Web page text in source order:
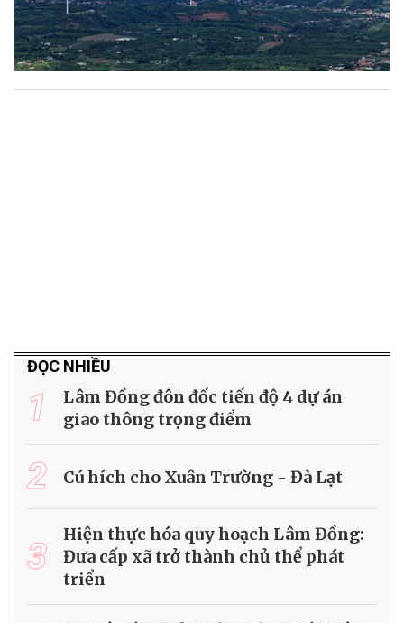
ĐỌC NHIỀU
1
Lâm Đồng đôn đốc tiến độ 4 dự án
giao thông trọng điểm
2 Cú hích cho Xuân Trường - Đà Lạt
3
Hiện thực hóa quy hoạch Lâm Đồng:
Đưa cấp xã trở thành chủ thể phát
triển